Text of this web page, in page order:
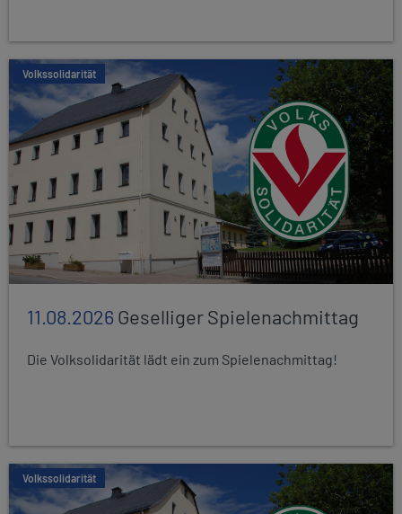
Volkssolidarität
11.08.2026Geselliger Spielenachmittag
Die Volksolidarität lädt ein zum Spielenachmittag!
Volkssolidarität